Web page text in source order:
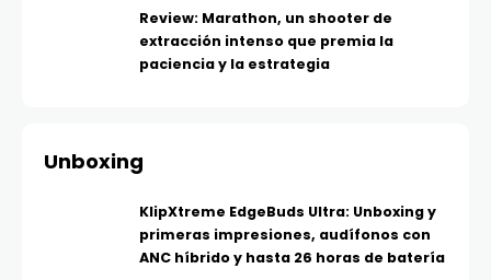
Review: Marathon, un shooter de
extracción intenso que premia la
paciencia y la estrategia
Unboxing
KlipXtreme EdgeBuds Ultra: Unboxing y
primeras impresiones, audífonos con
ANC híbrido y hasta 26 horas de batería